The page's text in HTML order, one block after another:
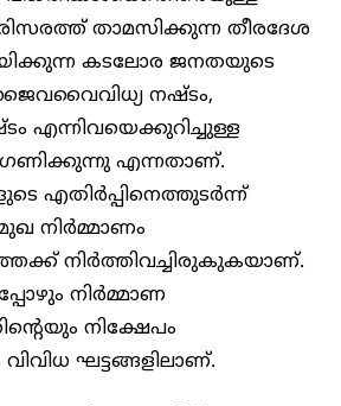
താമസിക്കുന്ന തീരദേശ
കടലോര ജനതയുടെ
നഷ്ടം,
എന്നിവയെക്കുറിച്ചുള്ള
എന്നതാണ്.
എതിർപ്പിനെത്തുടർന്ന്
നിർമ്മാണം
നിർത്തിവച്ചിരുകുകയാണ്.
നിർമ്മാണ
നിക്ഷേപം
ഘട്ടങ്ങളിലാണ്.